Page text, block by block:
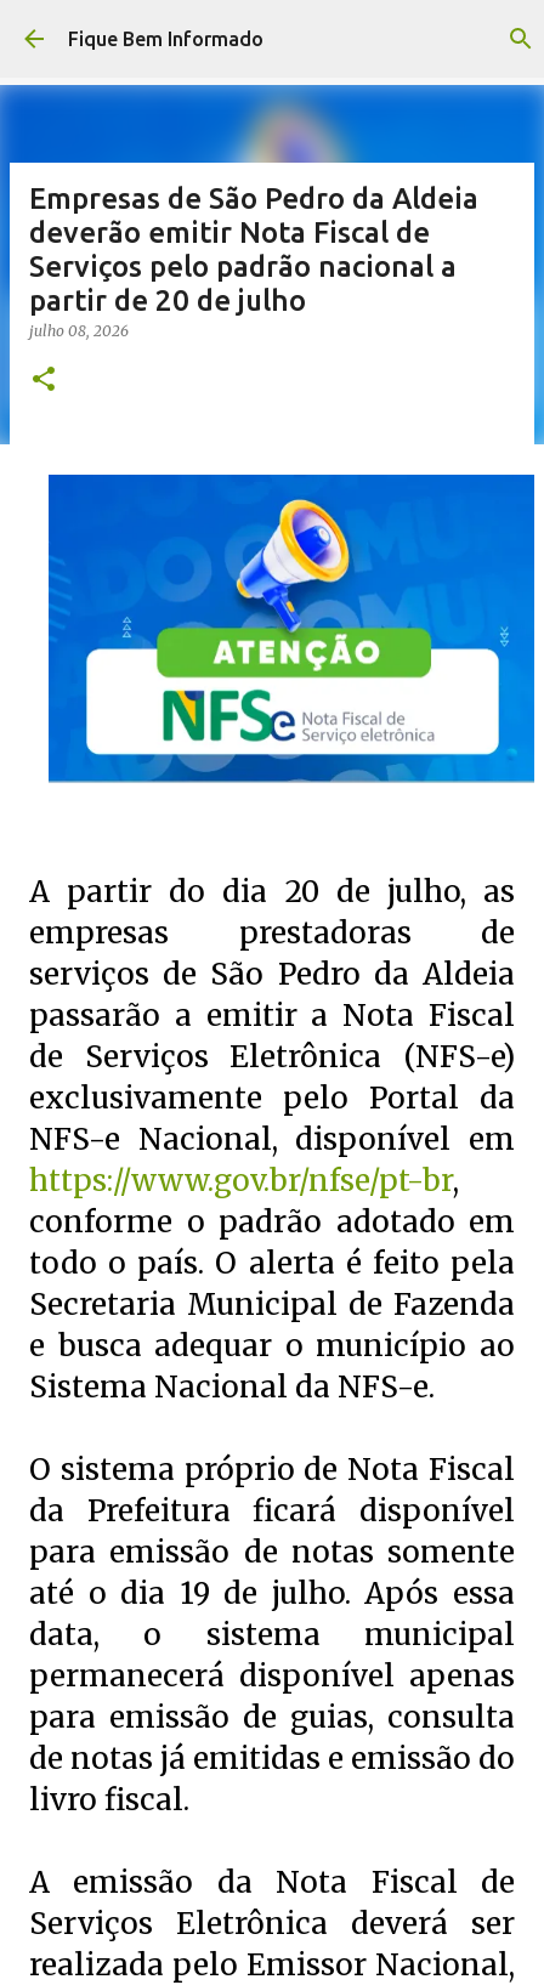
Pular para o conteúdo principal
Fique Bem Informado
Empresas de São Pedro da Aldeia
deverão emitir Nota Fiscal de
Serviços pelo padrão nacional a
partir de 20 de julho
julho 08, 2026
A partir do dia 20 de julho, as
empresas prestadoras de
serviços de São Pedro da Aldeia
passarão a emitir a Nota Fiscal
de Serviços Eletrônica (NFS-e)
exclusivamente pelo Portal da
NFS-e Nacional, disponível em
https://www.gov.br/nfse/pt-br,
conforme o padrão adotado em
todo o país. O alerta é feito pela
Secretaria Municipal de Fazenda
e busca adequar o município ao
Sistema Nacional da NFS-e.
O sistema próprio de Nota Fiscal
da Prefeitura ficará disponível
para emissão de notas somente
até o dia 19 de julho. Após essa
data, o sistema municipal
permanecerá disponível apenas
para emissão de guias, consulta
de notas já emitidas e emissão do
livro fiscal.
A emissão da Nota Fiscal de
Serviços Eletrônica deverá ser
realizada pelo Emissor Nacional,